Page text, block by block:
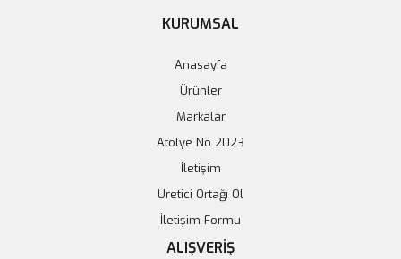
KURUMSAL
Anasayfa
Ürünler
Markalar
Atölye No 2023
İletişim
Üretici Ortağı Ol
İletişim Formu
ALIŞVERİŞ